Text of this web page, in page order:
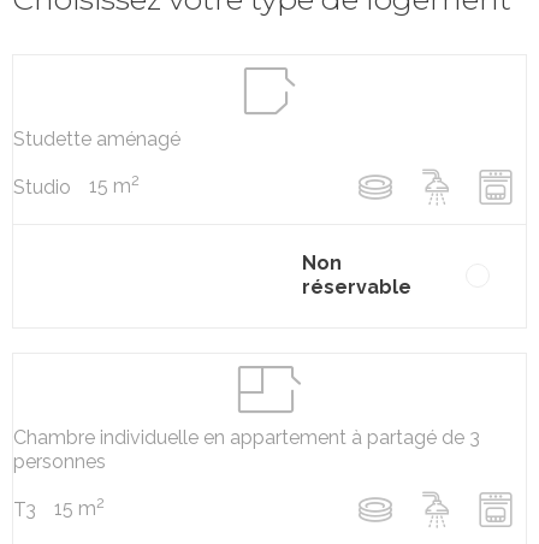
Studette aménagé
Studio 15 m2
Non
réservable
Chambre individuelle en appartement à partagé de 3
personnes
T3 15 m2